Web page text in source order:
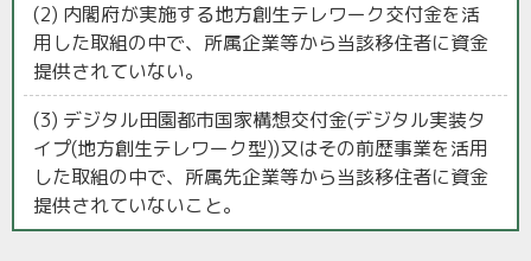
(2) 内閣府が実施する地方創生テレワーク交付金を活
用した取組の中で、所属企業等から当該移住者に資金
提供されていない。
(3) デジタル田園都市国家構想交付金(デジタル実装タ
イプ(地方創生テレワーク型))又はその前歴事業を活用
した取組の中で、所属先企業等から当該移住者に資金
提供されていないこと。